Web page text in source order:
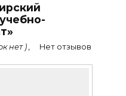
нет ) , Нет отзывов